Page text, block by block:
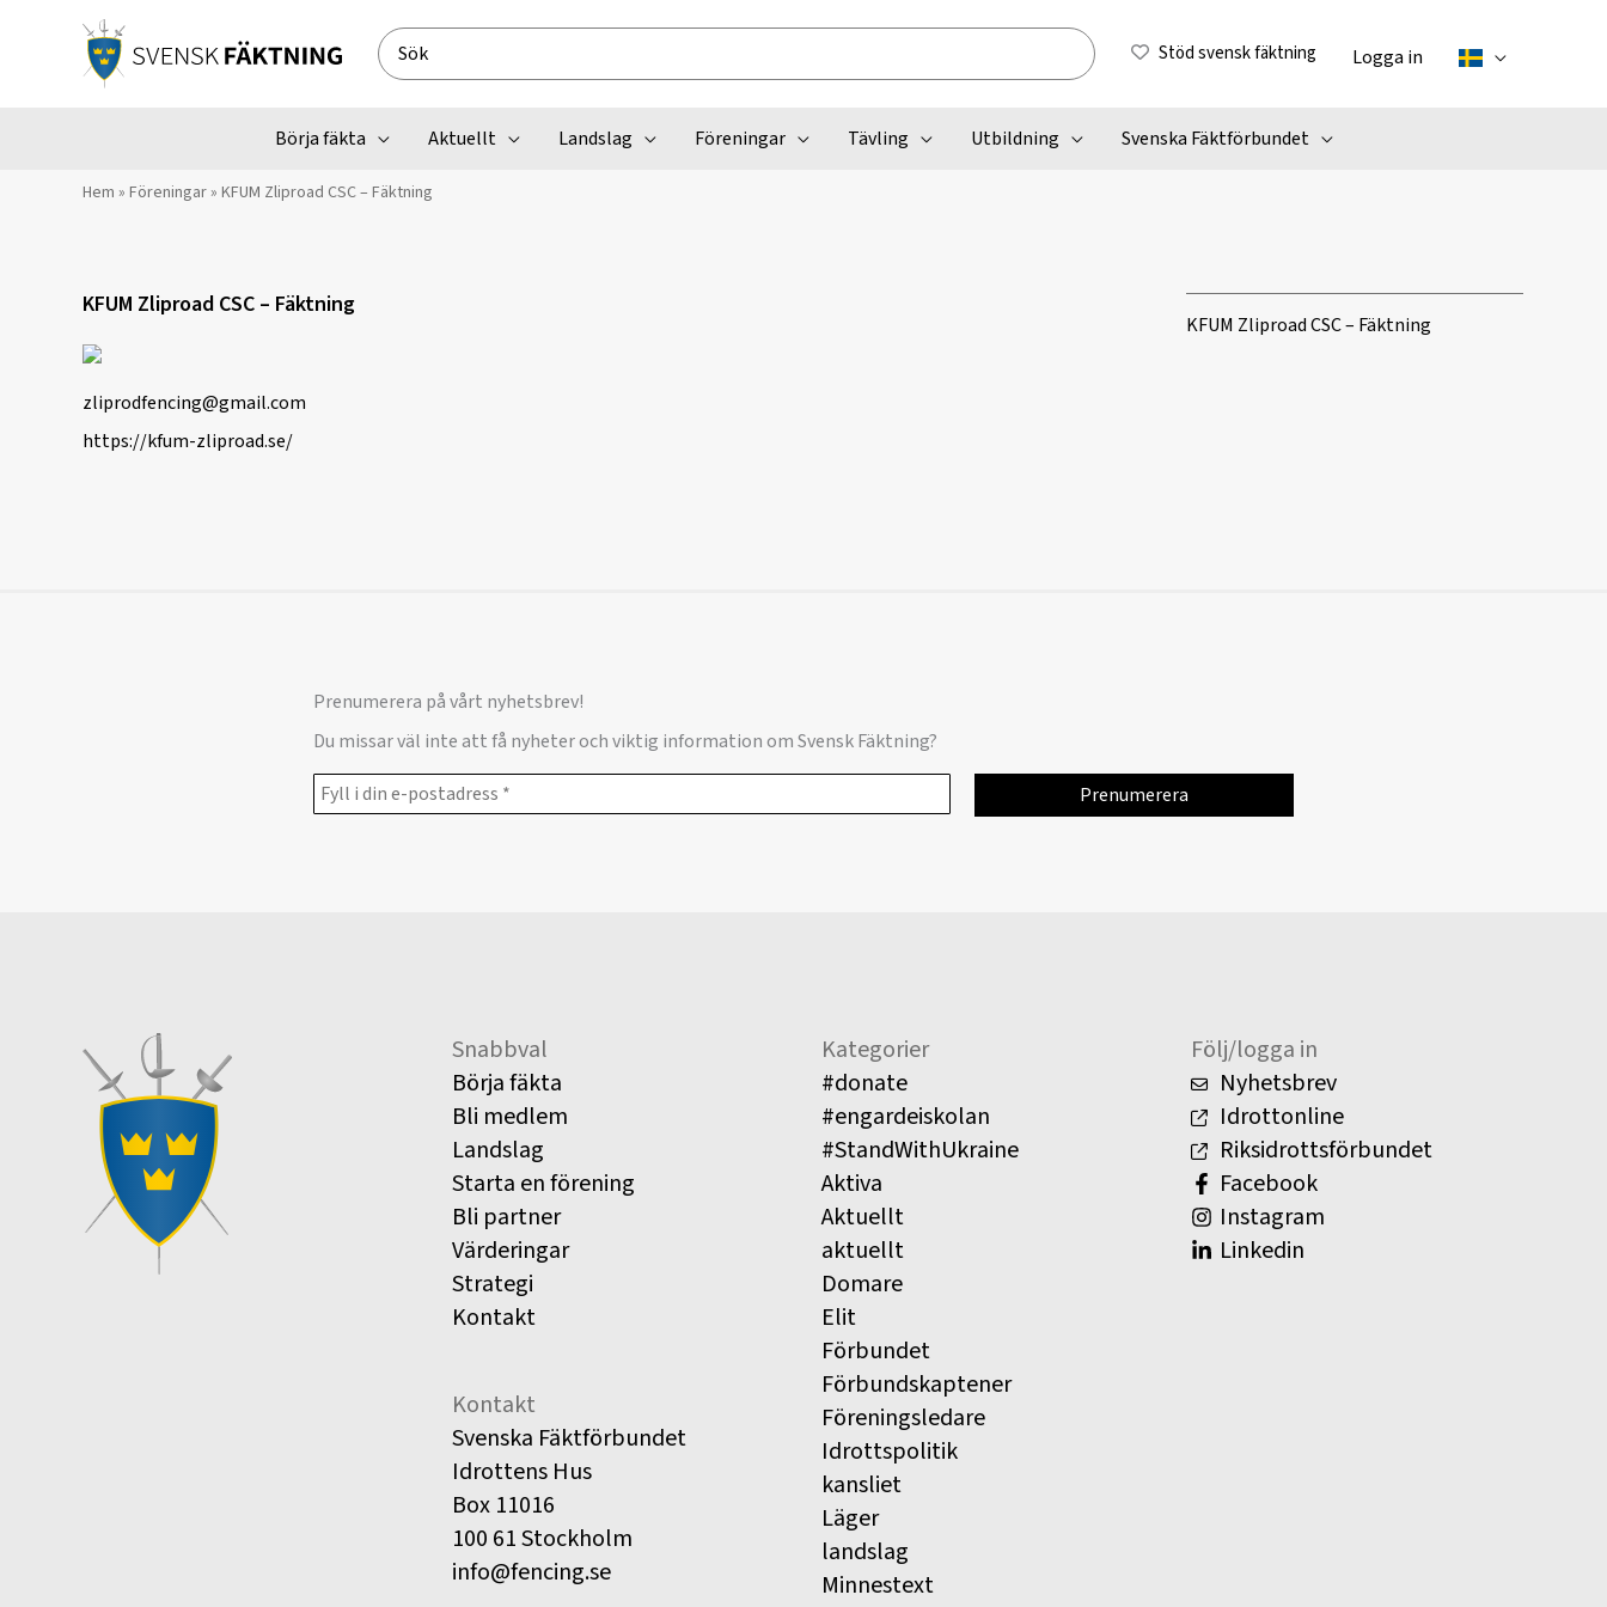
Search
for:
Stöd svensk fäktning Logga in
Börja fäkta Aktuellt Landslag Föreningar Tävling Utbildning Svenska Fäktförbundet
Hem » Föreningar» KFUM Zliproad CSC – Fäktning
KFUM Zliproad CSC – Fäktning
zliprodfencing@gmail.com
https://kfum-zliproad.se/
KFUM Zliproad CSC – Fäktning
Prenumerera på vårt nyhetsbrev!
Du missar väl inte att få nyheter och viktig information om Svensk Fäktning?
Snabbval
Börja fäkta
Bli medlem
Landslag
Starta en förening
Bli partner
Värderingar
Strategi
Kontakt
Kontakt
Svenska Fäktförbundet
Idrottens Hus
Box 11016
100 61 Stockholm
info@fencing.se
Kategorier
#donate
#engardeiskolan
#StandWithUkraine
Aktiva
Aktuellt
aktuellt
Domare
Elit
Förbundet
Förbundskaptener
Föreningsledare
Idrottspolitik
kansliet
Läger
landslag
Minnestext
Följ/logga in
Nyhetsbrev
Idrottonline
Riksidrottsförbundet
Facebook
Instagram
Linkedin